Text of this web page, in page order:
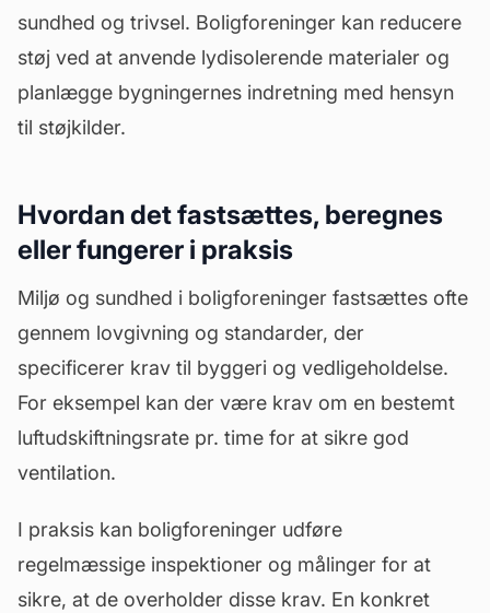
sundhed og trivsel. Boligforeninger kan reducere
støj ved at anvende lydisolerende materialer og
planlægge bygningernes indretning med hensyn
til støjkilder.
Hvordan det fastsættes, beregnes
eller fungerer i praksis
Miljø og sundhed i boligforeninger fastsættes ofte
gennem lovgivning og standarder, der
specificerer krav til byggeri og vedligeholdelse.
For eksempel kan der være krav om en bestemt
luftudskiftningsrate pr. time for at sikre god
ventilation.
I praksis kan boligforeninger udføre
regelmæssige inspektioner og målinger for at
sikre, at de overholder disse krav. En konkret